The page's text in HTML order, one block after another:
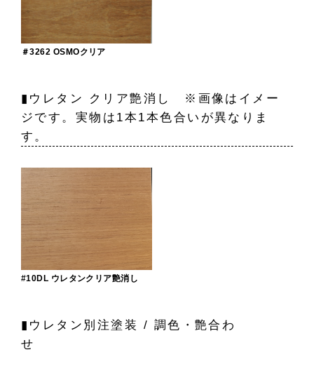
＃3262 OSMOクリア
▮ウレタン クリア艶消し ※画像はイメー
ジです。実物は1本1本色合いが異なりま
す。
#10DL ウレタンクリア艶消し
▮ウレタン別注塗装 / 調色・艶合わ
せ